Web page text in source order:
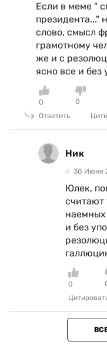
Если в меме "
президента..."
слово, смысл
грамотному
же и с
ясно все и
0
0
Ответить
Ник
30 Июня
Юлек,
считают
наемных
и без
0